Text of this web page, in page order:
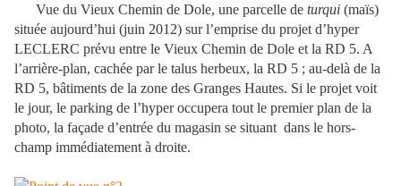
Vue du Vieux Chemin de Dole, une parcelle de turqui (maïs)
située aujourd’hui (juin 2012) sur l’emprise du projet d’hyper
LECLERC prévu entre le Vieux Chemin de Dole et la RD 5. A
l’arrière-plan, cachée par le talus herbeux, la RD 5 ; au-delà de la
RD 5, bâtiments de la zone des Granges Hautes. Si le projet voit
le jour, le parking de l’hyper occupera tout le premier plan de la
photo, la façade d’entrée du magasin se situant dans le hors-
champ immédiatement à droite.